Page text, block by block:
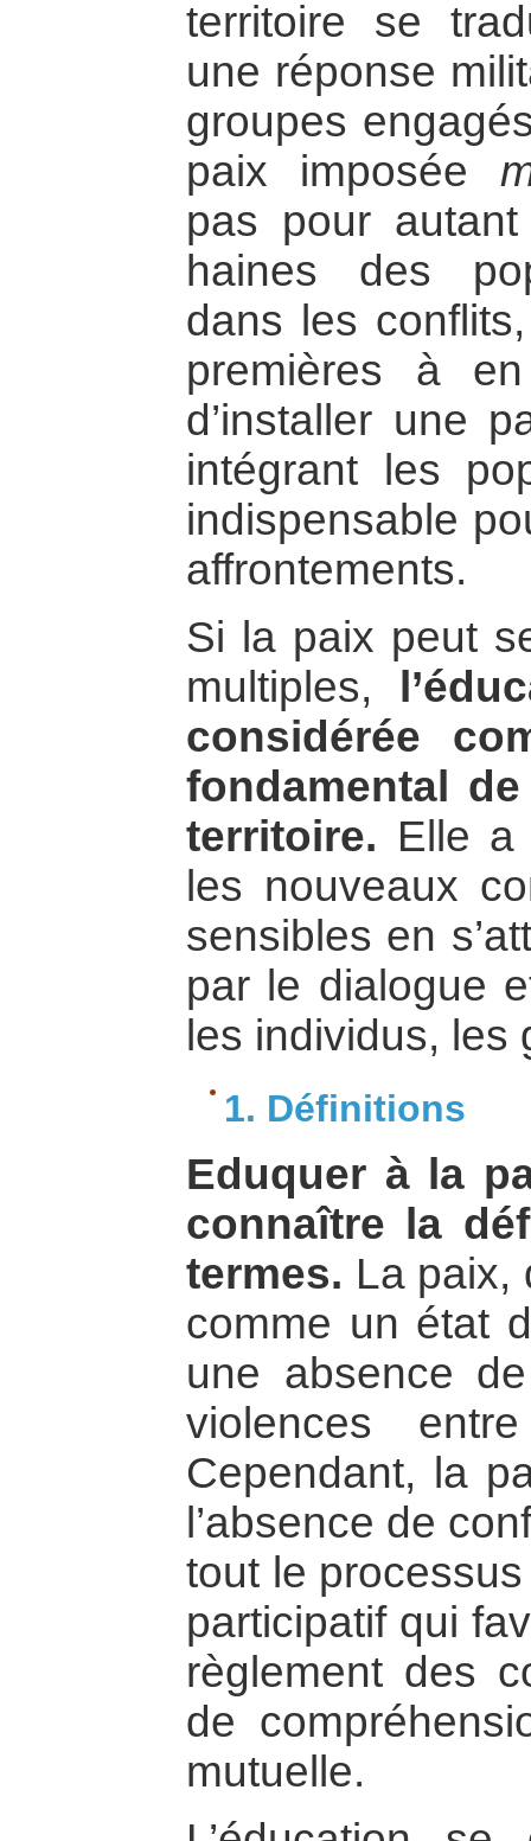
territoire se
une réponse
groupes
paix imposée
pas pour
haines des
dans les
premières à
d’installer une
intégrant les
indispensable
affrontements.
Si la paix peut
multiples,
considérée
fondamental
territoire. Elle a
les nouveaux
sensibles en
par le dialogue
les individus, les
1. Définitions
Eduquer à la
connaître la
termes. La
comme un état
une absence
violences
Cependant, la
l’absence de
tout le
participatif qui
règlement des
de
mutuelle.